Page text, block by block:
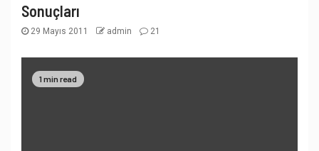
Sonuçları
29 Mayıs 2011 admin 21
1 min read